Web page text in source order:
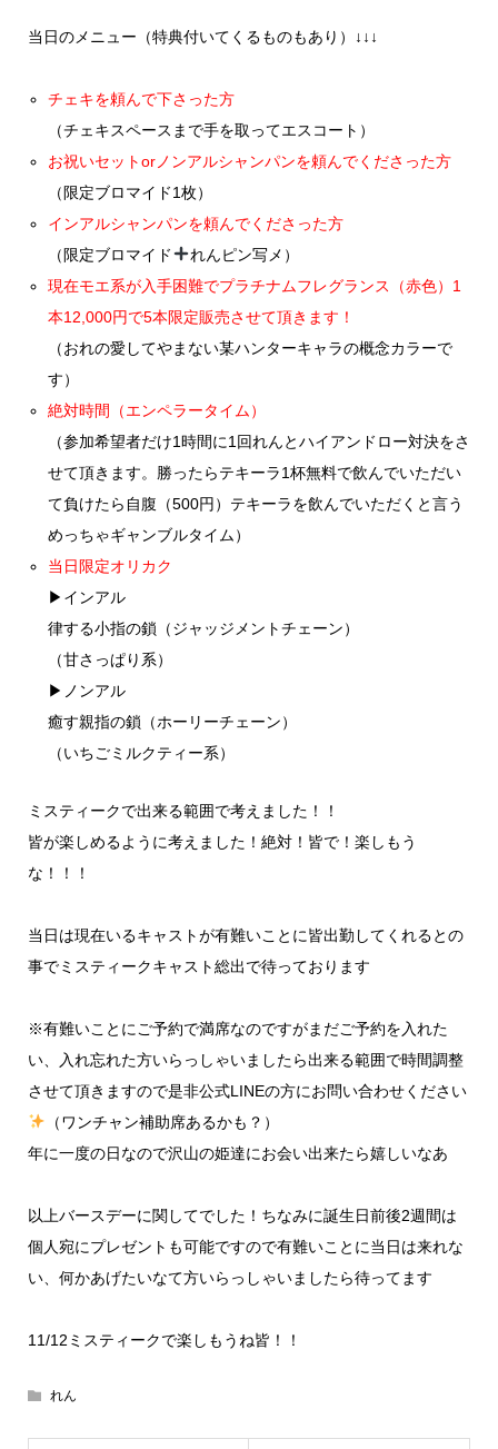
当日のメニュー（特典付いてくるものもあり）↓↓↓
チェキを頼んで下さった方
（チェキスペースまで手を取ってエスコート）
お祝いセットorノンアルシャンパンを頼んでくださった方
（限定ブロマイド1枚）
インアルシャンパンを頼んでくださった方
（限定ブロマイド
れんピン写メ）
現在モエ系が入手困難でプラチナムフレグランス（赤色）1
本12,000円で5本限定販売させて頂きます！
（おれの愛してやまない某ハンターキャラの概念カラーで
す）
絶対時間（エンペラータイム）
（参加希望者だけ1時間に1回れんとハイアンドロー対決をさ
せて頂きます。勝ったらテキーラ1杯無料で飲んでいただい
て負けたら自腹（500円）テキーラを飲んでいただくと言う
めっちゃギャンブルタイム）
当日限定オリカク
▶インアル
律する小指の鎖（ジャッジメントチェーン）
（甘さっぱり系）
▶ノンアル
癒す親指の鎖（ホーリーチェーン）
（いちごミルクティー系）
ミスティークで出来る範囲で考えました！！
皆が楽しめるように考えました！絶対！皆で！楽しもう
な！！！
当日は現在いるキャストが有難いことに皆出勤してくれるとの
事でミスティークキャスト総出で待っております
※有難いことにご予約で満席なのですがまだご予約を入れた
い、入れ忘れた方いらっしゃいましたら出来る範囲で時間調整
させて頂きますので是非公式LINEの方にお問い合わせください
（ワンチャン補助席あるかも？）
年に一度の日なので沢山の姫達にお会い出来たら嬉しいなあ
以上バースデーに関してでした！ちなみに誕生日前後2週間は
個人宛にプレゼントも可能ですので有難いことに当日は来れな
い、何かあげたいなて方いらっしゃいましたら待ってます
11/12ミスティークで楽しもうね皆！！
れん